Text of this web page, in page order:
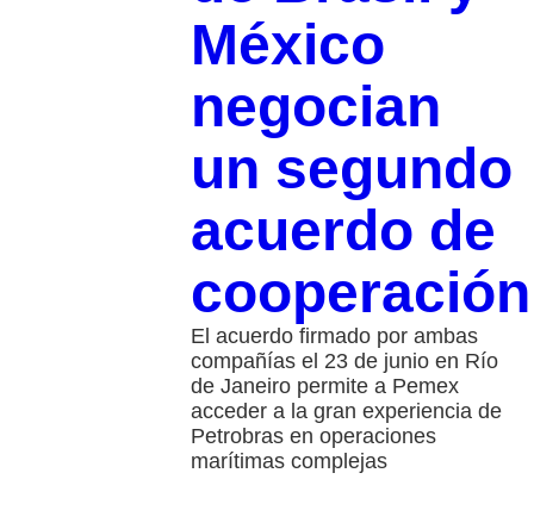
México
negocian
un segundo
acuerdo de
cooperación
El acuerdo firmado por ambas
compañías el 23 de junio en Río
de Janeiro permite a Pemex
acceder a la gran experiencia de
Petrobras en operaciones
marítimas complejas